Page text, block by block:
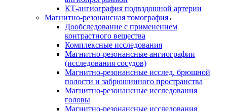
КТ-ангиография подвздошной артерии
Магнитно-резонансная томография
Дообследование с применением
контрастного вещества
Комплексные исследования
Магнитно-резонансные ангиографии
(исследования сосудов)
Магнитно-резонансные исслед. брюшной
полости и забрюшинного пространства
Магнитно-резонансные исследования
головы
Магнитно-резонансные исследования